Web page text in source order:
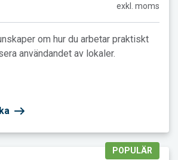
exkl. moms
om hur du arbetar praktiskt
användandet av lokaler.
CE-märkning och
POPULÄR